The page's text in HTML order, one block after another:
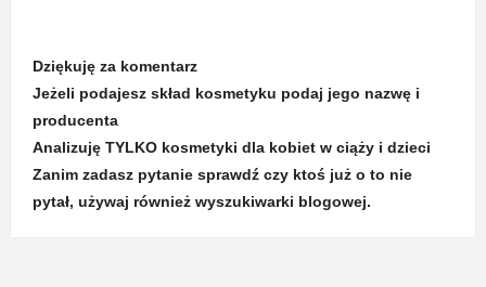
Dziękuję za komentarz
Jeżeli podajesz skład kosmetyku podaj jego nazwę i
producenta
Analizuję TYLKO kosmetyki dla kobiet w ciąży i dzieci
Zanim zadasz pytanie sprawdź czy ktoś już o to nie
pytał, używaj również wyszukiwarki blogowej.